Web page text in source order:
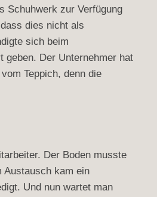
Schuhwerk zur Verfügung
dies nicht als
sich beim
geben. Der Unternehmer hat
Teppich, denn die
Der Boden musste
Austausch kam ein
Und nun wartet man